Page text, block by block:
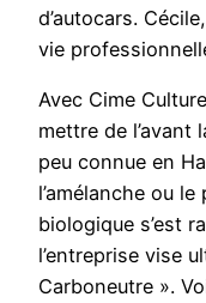
d’autocars.
vie
Avec Cime
mettre de
peu connue en
l’amélanche ou
biologique s’est
l’entreprise vise
Carboneutre ».